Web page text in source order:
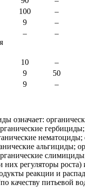
100 –
9 –
– –
10 –
9 50
9 –
означает:
нематоциды;
альгициды;
них регуляторы роста)
реакции и
качеству питьевой